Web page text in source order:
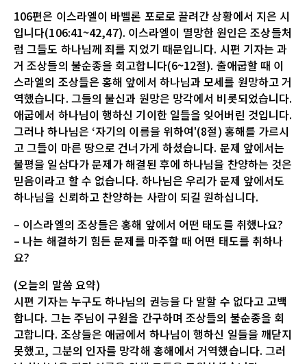
106편은 이스라엘이 바벨론 포로로 끌려간 상황에서 지은 시
입니다(106:41~42,47). 이스라엘이 멸망한 원인은 조상들처
럼 그들도 하나님께 죄를 지었기 때문입니다. 시편 기자는 과
거 조상들의 불순종을 회고합니다(6~12절). 출애굽할 때 이
스라엘의 조상들은 홍해 앞에서 하나님과 모세를 원망하고 거
역했습니다. 그들의 불신과 원망은 망각에서 비롯되었습니다.
애굽에서 하나님이 행하신 기이한 일들을 잊어버린 것입니다.
그러나 하나님은 ‘자기의 이름을 위하여'(8절) 홍해를 가르시
고 그들이 마른 땅으로 건너가게 하셨습니다. 문제 앞에서는
불평을 일삼다가 문제가 해결된 후에 하나님을 찬양하는 것은
믿음이라고 할 수 없습니다. 하나님은 우리가 문제 앞에서도
하나님을 신뢰하고 찬양하는 사람이 되길 원하십니다.
– 이스라엘의 조상들은 홍해 앞에서 어떤 태도를 취했나요?
– 나는 해결하기 힘든 문제를 마주할 때 어떤 태도를 취하나
요?
(오늘의 말씀 요약)
시편 기자는 누구도 하나님의 권능을 다 말할 수 없다고 고백
합니다. 그는 주님이 구원을 간구하며 조상들의 불순종을 회
고합니다. 조상들은 애굽에서 하나님이 행하신 일들을 깨닫지
못했고, 그분의 인자를 망각해 홍해에서 거역했습니다. 그러